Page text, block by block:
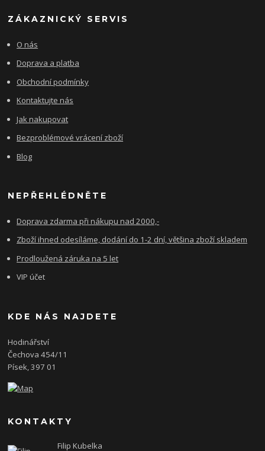
ZÁKAZNICKÝ SERVIS
O nás
Doprava a platba
Obchodní podmínky
Kontaktujte nás
Jak nakupovat
Bezproblémové vrácení zboží
Blog
NEPŘEHLÉDNĚTE
Doprava zdarma při nákupu nad 2000,-
Zboží ihned odesíláme, dodání do 1-2 dní, většina zboží skladem
Prodloužená záruka na 5 let
VIP účet
KDE NÁS NAJDETE
Hodinářství
Čechova 454/11
Písek, 397 01
KONTAKTY
Filip Kubelka